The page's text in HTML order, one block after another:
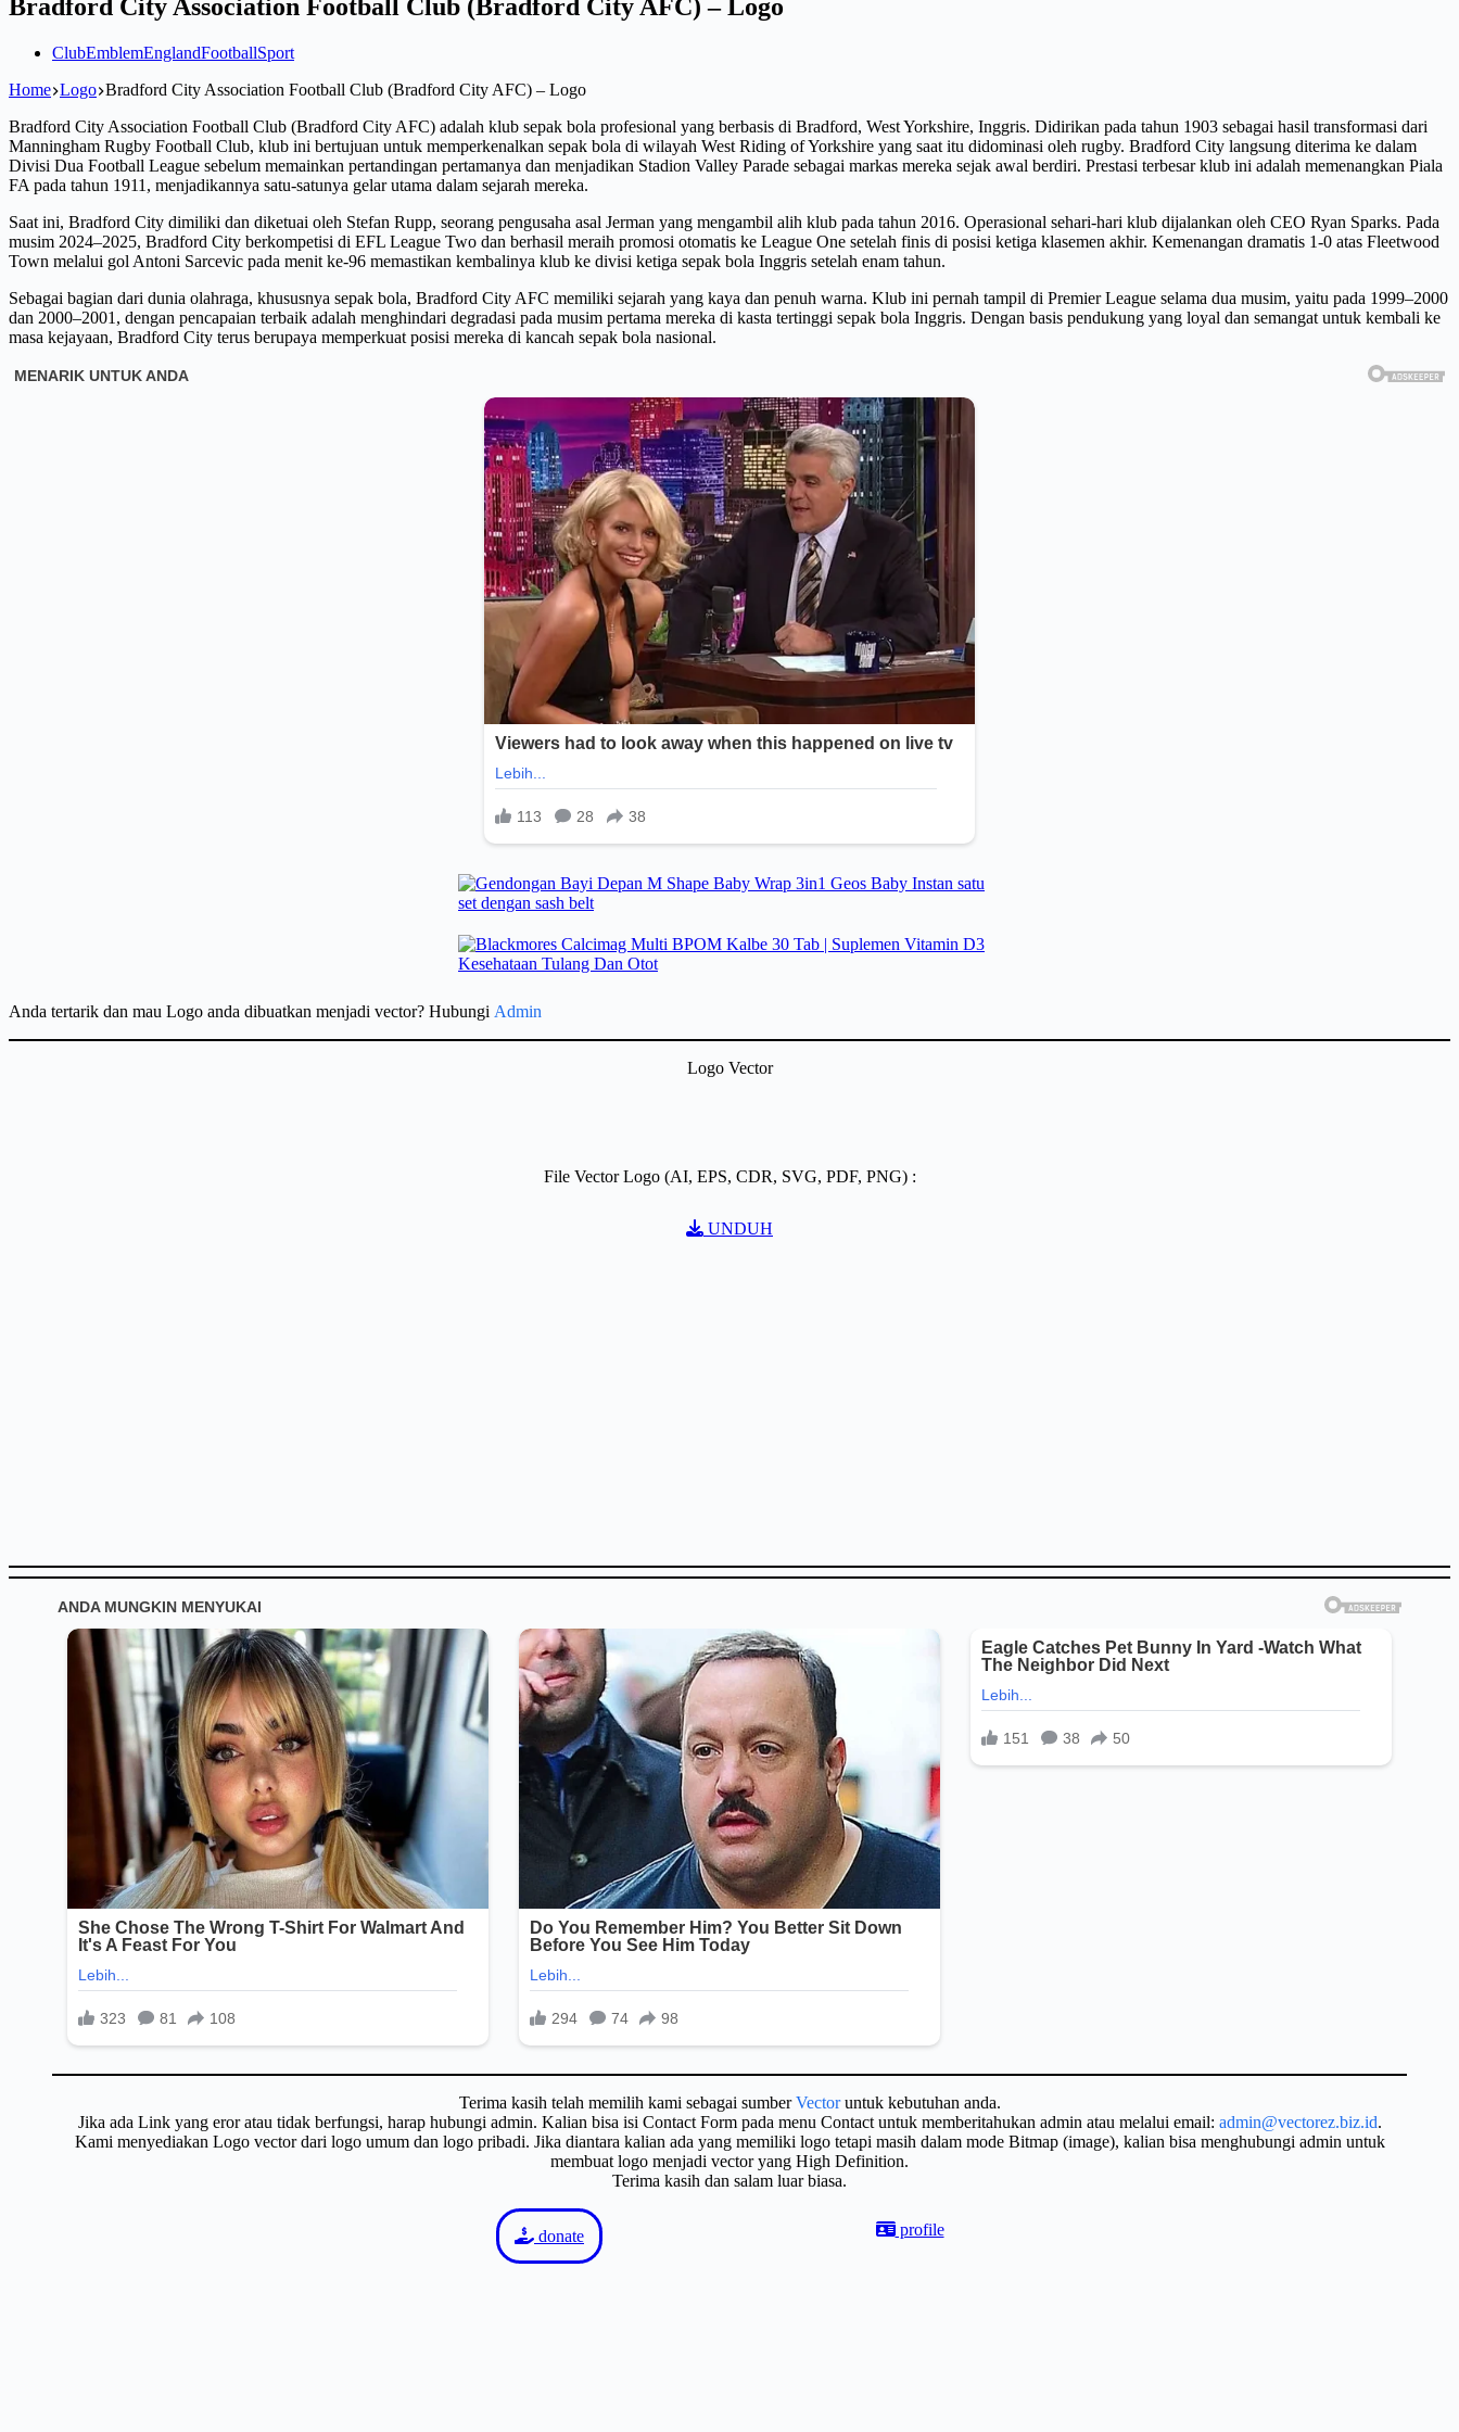
Bradford City Association Football Club (Bradford City AFC) – Logo
ClubEmblemEnglandFootballSport
Home Logo Bradford City Association Football Club (Bradford City AFC) – Logo
Bradford City Association Football Club (Bradford City AFC) adalah klub sepak bola profesional yang berbasis di Bradford, West Yorkshire, Inggris. Didirikan pada tahun 1903 sebagai hasil transformasi dari
Manningham Rugby Football Club, klub ini bertujuan untuk memperkenalkan sepak bola di wilayah West Riding of Yorkshire yang saat itu didominasi oleh rugby. Bradford City langsung diterima ke dalam
Divisi Dua Football League sebelum memainkan pertandingan pertamanya dan menjadikan Stadion Valley Parade sebagai markas mereka sejak awal berdiri. Prestasi terbesar klub ini adalah memenangkan Piala
FA pada tahun 1911, menjadikannya satu-satunya gelar utama dalam sejarah mereka.
Saat ini, Bradford City dimiliki dan diketuai oleh Stefan Rupp, seorang pengusaha asal Jerman yang mengambil alih klub pada tahun 2016. Operasional sehari-hari klub dijalankan oleh CEO Ryan Sparks. Pada
musim 2024–2025, Bradford City berkompetisi di EFL League Two dan berhasil meraih promosi otomatis ke League One setelah finis di posisi ketiga klasemen akhir. Kemenangan dramatis 1-0 atas Fleetwood
Town melalui gol Antoni Sarcevic pada menit ke-96 memastikan kembalinya klub ke divisi ketiga sepak bola Inggris setelah enam tahun.
Sebagai bagian dari dunia olahraga, khususnya sepak bola, Bradford City AFC memiliki sejarah yang kaya dan penuh warna. Klub ini pernah tampil di Premier League selama dua musim, yaitu pada 1999–2000
dan 2000–2001, dengan pencapaian terbaik adalah menghindari degradasi pada musim pertama mereka di kasta tertinggi sepak bola Inggris. Dengan basis pendukung yang loyal dan semangat untuk kembali ke
masa kejayaan, Bradford City terus berupaya memperkuat posisi mereka di kancah sepak bola nasional.
Anda tertarik dan mau Logo anda dibuatkan menjadi vector? Hubungi Admin
Logo Vector
File Vector Logo (AI, EPS, CDR, SVG, PDF, PNG) :
UNDUH
Terima kasih telah memilih kami sebagai sumberVectoruntuk kebutuhan anda.
Jika ada Link yang eror atau tidak berfungsi, harap hubungi admin. Kalian bisa isi Contact Form pada menu Contact untuk memberitahukan admin atau melalui email: admin@vectorez.biz.id.
Kami menyediakan Logo vector dari logo umum dan logo pribadi. Jika diantara kalian ada yang memiliki logo tetapi masih dalam mode Bitmap (image), kalian bisa menghubungi admin untuk
membuat logo menjadi vector yang High Definition.
Terima kasih dan salam luar biasa.
donate profile